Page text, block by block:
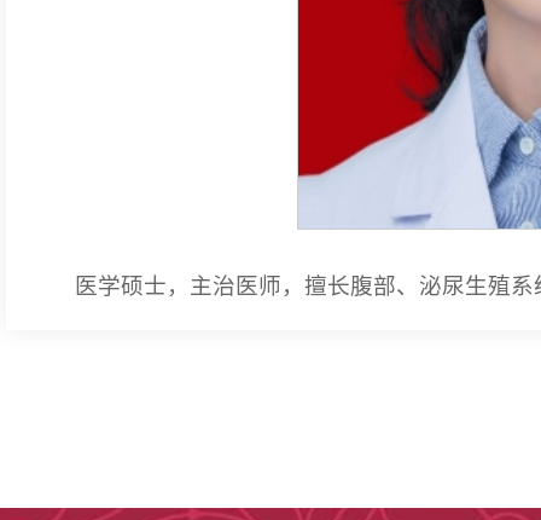
医学硕士，主治医师，擅长腹部、泌尿生殖